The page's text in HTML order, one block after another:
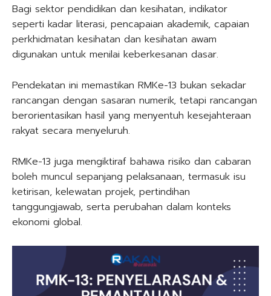
Bagi sektor pendidikan dan kesihatan, indikator
seperti kadar literasi, pencapaian akademik, capaian
perkhidmatan kesihatan dan kesihatan awam
digunakan untuk menilai keberkesanan dasar.
Pendekatan ini memastikan RMKe-13 bukan sekadar
rancangan dengan sasaran numerik, tetapi rancangan
berorientasikan hasil yang menyentuh kesejahteraan
rakyat secara menyeluruh.
RMKe-13 juga mengiktiraf bahawa risiko dan cabaran
boleh muncul sepanjang pelaksanaan, termasuk isu
ketirisan, kelewatan projek, pertindihan
tanggungjawab, serta perubahan dalam konteks
ekonomi global.